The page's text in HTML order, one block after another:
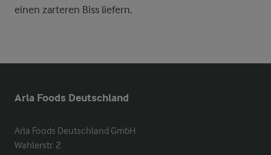
einen zarteren Biss liefern.
Arla Foods Deutschland
Arla Foods Deutschland GmbH
Wahlerstr. 2